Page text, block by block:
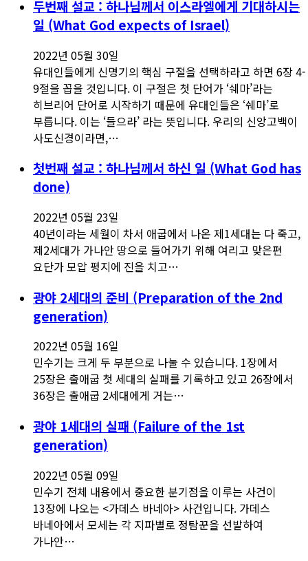
두번째 설교 : 하나님께서 이스라엘에게 기대하시는
일 (What God expects of Israel)
2022년 05월 30일
유대인들에게 신명기의 핵심 구절을 선택하라고 하면 6장 4-
9절을 꼽을 것입니다. 이 구절은 첫 단어가 ‘쉐마’라는
히브리어 단어로 시작하기 때문에 유대인들은 ‘쉐마’로
부릅니다. 이는 ‘들으라’ 라는 뜻입니다. 우리의 신앙고백이
사도신경이라면,…
첫번째 설교 : 하나님께서 하신 일 (What God has
done)
2022년 05월 23일
40년이라는 세월이 차서 애굽에서 나온 제1세대는 다 죽고,
제2세대가 가나안 땅으로 들어가기 위해 여리고 맞은편
요단가 모압 평지에 진을 치고…
광야 2세대의 준비 (Preparation of the 2nd
generation)
2022년 05월 16일
민수기는 크게 두 부분으로 나눌 수 있습니다. 1장에서
25장은 출애굽 첫 세대의 실패를 기록하고 있고 26장에서
36장은 출애굽 2세대에게 거는…
광야 1세대의 실패 (Failure of the 1st
generation)
2022년 05월 09일
민수기 전체 내용에서 중요한 분기점을 이루는 사건이
13장에 나오는 <가데스 바네아> 사건입니다. 가데스
바네아에서 모세는 각 지파별로 정탐꾼을 선발하여
가나안…